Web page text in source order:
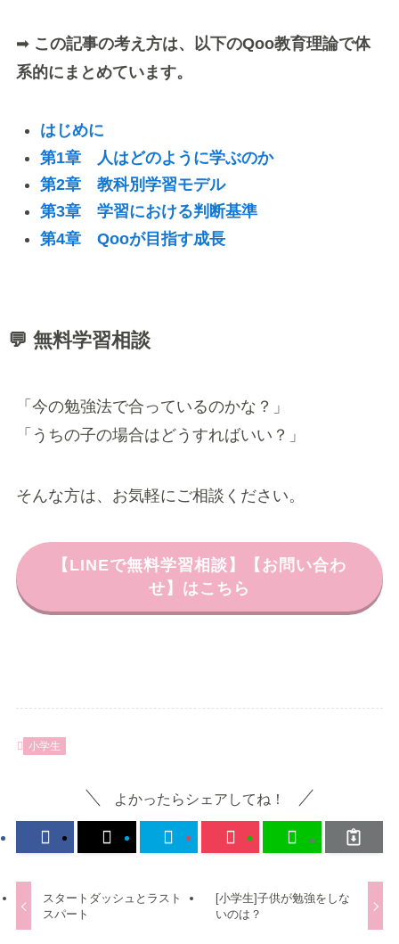
➡ この記事の考え方は、以下のQoo教育理論で体
系的にまとめています。
はじめに
第1章 人はどのように学ぶのか
第2章 教科別学習モデル
第3章 学習における判断基準
第4章 Qooが目指す成長
💬 無料学習相談
「今の勉強法で合っているのかな？」
「うちの子の場合はどうすればいい？」
そんな方は、お気軽にご相談ください。
【LINEで無料学習相談】【お問い合わ
せ】はこちら
小学生
よかったらシェアしてね！
スタートダッシュとラスト
スパート
[小学生]子供が勉強をしな
いのは？